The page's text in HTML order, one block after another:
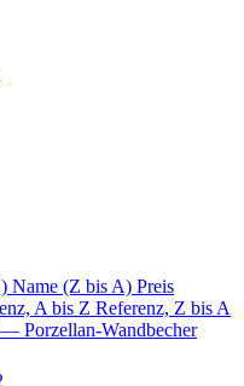
Name (Z bis A) Preis
A bis Z Referenz, Z bis A